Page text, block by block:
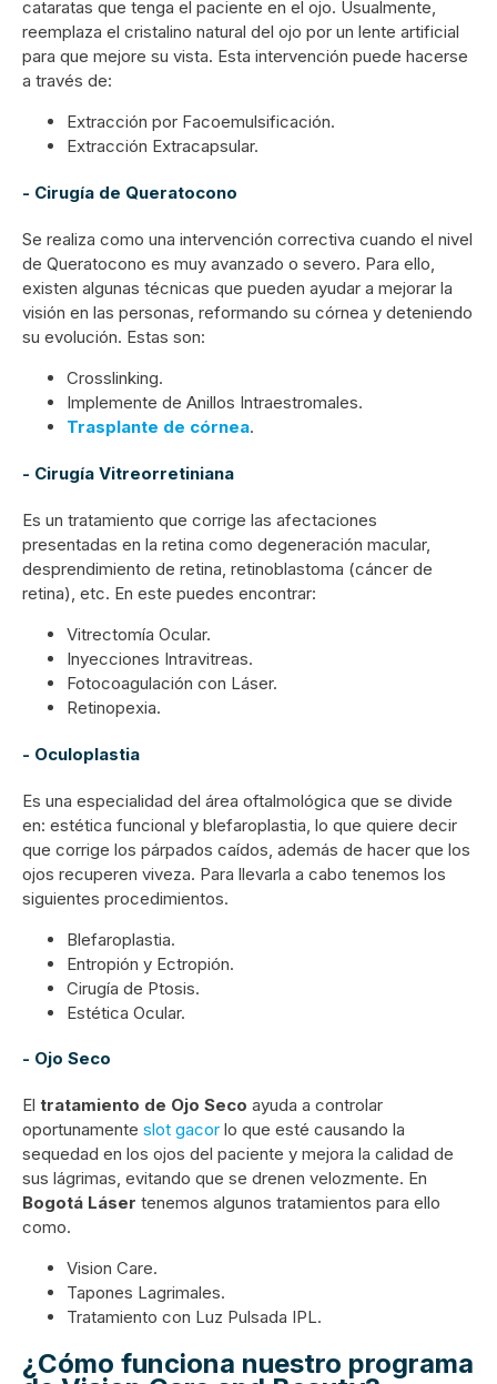
cataratas que tenga el paciente en el ojo. Usualmente,
reemplaza el cristalino natural del ojo por un lente artificial
para que mejore su vista. Esta intervención puede hacerse
a través de:
Extracción por Facoemulsificación.
Extracción Extracapsular.
- Cirugía de Queratocono
Se realiza como una intervención correctiva cuando el nivel
de Queratocono es muy avanzado o severo. Para ello,
existen algunas técnicas que pueden ayudar a mejorar la
visión en las personas, reformando su córnea y deteniendo
su evolución. Estas son:
Crosslinking.
Implemente de Anillos Intraestromales.
Trasplante de córnea.
- Cirugía Vitreorretiniana
Es un tratamiento que corrige las afectaciones
presentadas en la retina como degeneración macular,
desprendimiento de retina, retinoblastoma (cáncer de
retina), etc. En este puedes encontrar:
Vitrectomía Ocular.
Inyecciones Intravitreas.
Fotocoagulación con Láser.
Retinopexia.
- Oculoplastia
Es una especialidad del área oftalmológica que se divide
en: estética funcional y blefaroplastia, lo que quiere decir
que corrige los párpados caídos, además de hacer que los
ojos recuperen viveza. Para llevarla a cabo tenemos los
siguientes procedimientos.
Blefaroplastia.
Entropión y Ectropión.
Cirugía de Ptosis.
Estética Ocular.
- Ojo Seco
El tratamiento de Ojo Seco ayuda a controlar
oportunamente slot gacor lo que esté causando la
sequedad en los ojos del paciente y mejora la calidad de
sus lágrimas, evitando que se drenen velozmente. En
Bogotá Láser tenemos algunos tratamientos para ello
como.
Vision Care.
Tapones Lagrimales.
Tratamiento con Luz Pulsada IPL.
¿Cómo funciona nuestro programa